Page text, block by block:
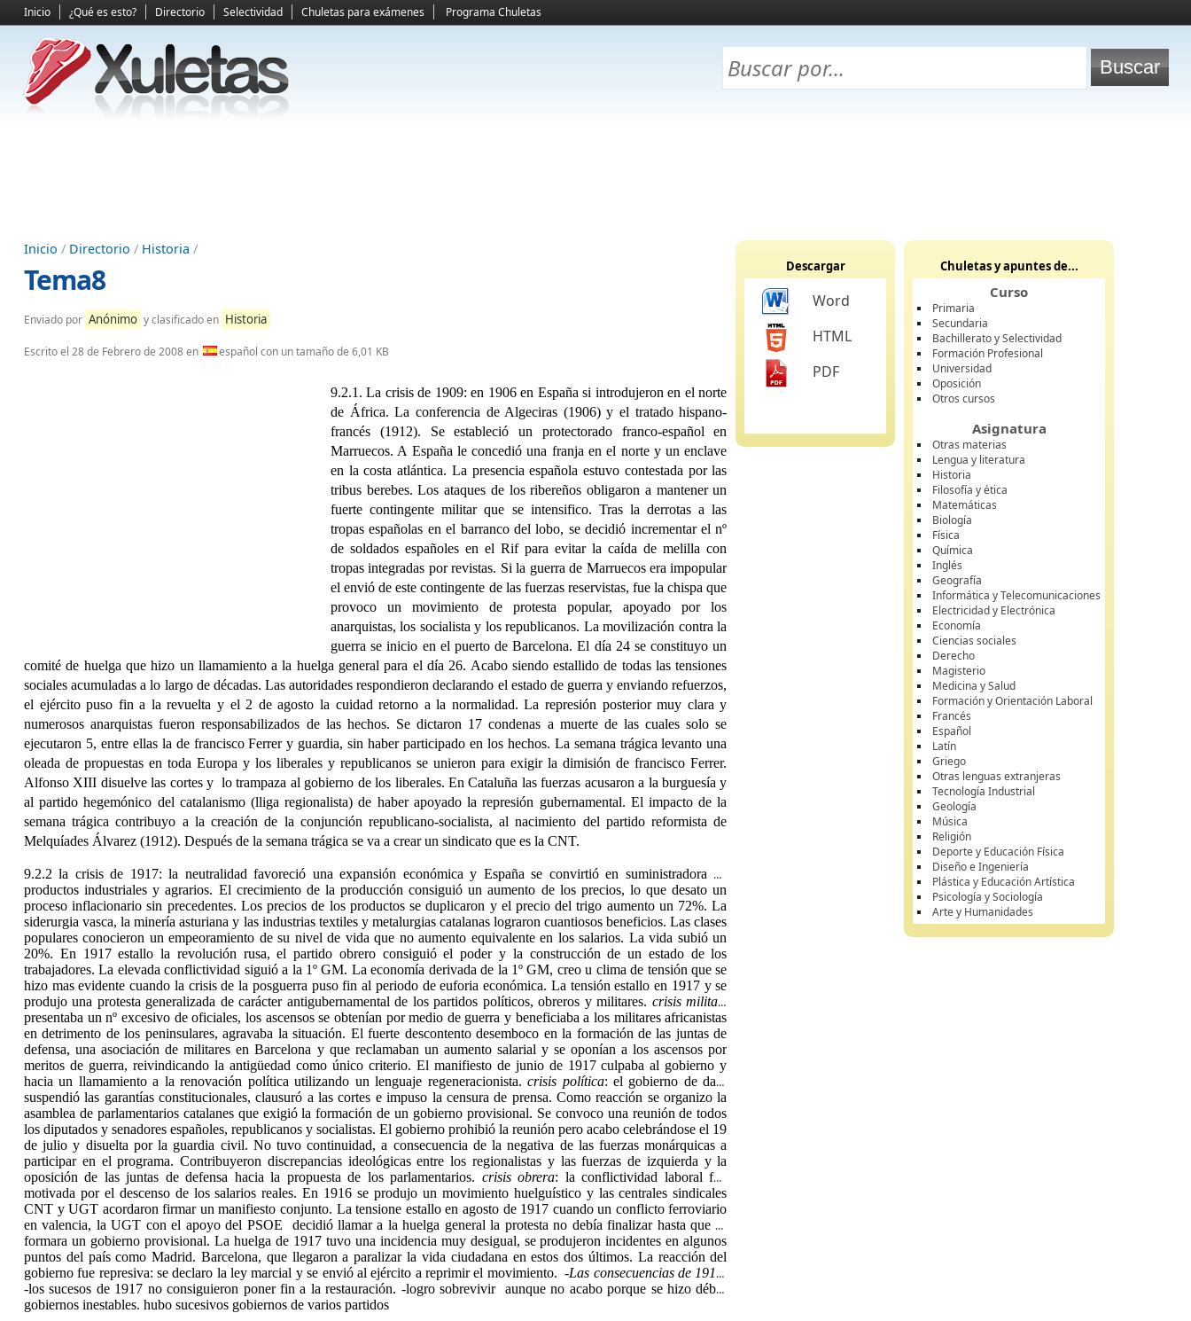
Inicio ¿Qué es esto? Directorio Selectividad Chuletas para exámenes Programa Chuletas
Inicio / Directorio / Historia /
Tema8
Enviado por Anónimo y clasificado en Historia
Escrito el 28 de Febrero de 2008en español con un tamaño de 6,01 KB
9.2.1. La crisis de 1909: en 1906 en España si introdujeron en el norte
de África. La conferencia de Algeciras (1906) y el tratado hispano-
francés (1912). Se estableció un protectorado franco-español en
Marruecos. A España le concedió una franja en el norte y un enclave
en la costa atlántica. La presencia española estuvo contestada por las
tribus berebes. Los ataques de los ribereños obligaron a mantener un
fuerte contingente militar que se intensifico. Tras la derrotas a las
tropas españolas en el barranco del lobo, se decidió incrementar el nº
de soldados españoles en el Rif para evitar la caída de melilla con
tropas integradas por revistas. Si la guerra de Marruecos era impopular
el envió de este contingente de las fuerzas reservistas, fue la chispa que
provoco un movimiento de protesta popular, apoyado por los
anarquistas, los socialista y los republicanos. La movilización contra la
guerra se inicio en el puerto de Barcelona. El día 24 se constituyo un
comité de huelga que hizo un llamamiento a la huelga general para el día 26. Acabo siendo estallido de todas las tensiones
sociales acumuladas a lo largo de décadas. Las autoridades respondieron declarando el estado de guerra y enviando refuerzos,
el ejército puso fin a la revuelta y el 2 de agosto la cuidad retorno a la normalidad. La represión posterior muy clara y
numerosos anarquistas fueron responsabilizados de las hechos. Se dictaron 17 condenas a muerte de las cuales solo se
ejecutaron 5, entre ellas la de francisco Ferrer y guardia, sin haber participado en los hechos. La semana trágica levanto una
oleada de propuestas en toda Europa y los liberales y republicanos se unieron para exigir la dimisión de francisco Ferrer.
Alfonso XIII disuelve las cortes y lo trampaza al gobierno de los liberales. En Cataluña las fuerzas acusaron a la burguesía y
al partido hegemónico del catalanismo (lliga regionalista) de haber apoyado la represión gubernamental. El impacto de la
semana trágica contribuyo a la creación de la conjunción republicano-socialista, al nacimiento del partido reformista de
Melquíades Álvarez (1912). Después de la semana trágica se va a crear un sindicato que es la CNT.
9.2.2 la crisis de 1917: la neutralidad favoreció una expansión económica y España se convirtió en suministradora de
productos industriales y agrarios. El crecimiento de la producción consiguió un aumento de los precios, lo que desato un
proceso inflacionario sin precedentes. Los precios de los productos se duplicaron y el precio del trigo aumento un 72%. La
siderurgia vasca, la minería asturiana y las industrias textiles y metalurgias catalanas lograron cuantiosos beneficios. Las clases
populares conocieron un empeoramiento de su nivel de vida que no aumento equivalente en los salarios. La vida subió un
20%. En 1917 estallo la revolución rusa, el partido obrero consiguió el poder y la construcción de un estado de los
trabajadores. La elevada conflictividad siguió a la 1º GM. La economía derivada de la 1º GM, creo u clima de tensión que se
hizo mas evidente cuando la crisis de la posguerra puso fin al periodo de euforia económica. La tensión estallo en 1917 y se
produjo una protesta generalizada de carácter antigubernamental de los partidos políticos, obreros y militares. crisis militar :
presentaba un nº excesivo de oficiales, los ascensos se obtenían por medio de guerra y beneficiaba a los militares africanistas
en detrimento de los peninsulares, agravaba la situación. El fuerte descontento desemboco en la formación de las juntas de
defensa, una asociación de militares en Barcelona y que reclamaban un aumento salarial y se oponían a los ascensos por
meritos de guerra, reivindicando la antigüedad como único criterio. El manifiesto de junio de 1917 culpaba al gobierno y
hacia un llamamiento a la renovación política utilizando un lenguaje regeneracionista.crisis política: el gobierno de dato
suspendió las garantías constitucionales, clausuró a las cortes e impuso la censura de prensa. Como reacción se organizo la
asamblea de parlamentarios catalanes que exigió la formación de un gobierno provisional. Se convoco una reunión de todos
los diputados y senadores españoles, republicanos y socialistas. El gobierno prohibió la reunión pero acabo celebrándose el 19
de julio y disuelta por la guardia civil. No tuvo continuidad, a consecuencia de la negativa de las fuerzas monárquicas a
participar en el programa. Contribuyeron discrepancias ideológicas entre los regionalistas y las fuerzas de izquierda y la
oposición de las juntas de defensa hacia la propuesta de los parlamentarios. crisis obrera: la conflictividad laboral fue
motivada por el descenso de los salarios reales. En 1916 se produjo un movimiento huelguístico y las centrales sindicales
CNT y UGT acordaron firmar un manifiesto conjunto. La tensione estallo en agosto de 1917 cuando un conflicto ferroviario
en valencia, la UGT con el apoyo del PSOE
decidió llamar a la huelga general la protesta no debía finalizar hasta que se
formara un gobierno provisional. La huelga de 1917 tuvo una incidencia muy desigual, se produjeron incidentes en algunos
puntos del país como Madrid. Barcelona, que llegaron a paralizar la vida ciudadana en estos dos últimos. La reacción del
gobierno fue represiva: se declaro la ley marcial y se envió al ejército a reprimir el movimiento. -Las consecuencias de 1917
:
-los sucesos de 1917 no consiguieron poner fin a la restauración. -logro sobrevivir
aunque no acabo porque se hizo débil.
gobiernos inestables. hubo sucesivos gobiernos de varios partidos
Descargar
Word
HTML
PDF
Chuletas y apuntes de...
Curso
Primaria
Secundaria
Bachillerato y Selectividad
Formación Profesional
Universidad
Oposición
Otros cursos
Asignatura
Otras materias
Lengua y literatura
Historia
Filosofía y ética
Matemáticas
Biología
Física
Química
Inglés
Geografía
Informática y Telecomunicaciones
Electricidad y Electrónica
Economía
Ciencias sociales
Derecho
Magisterio
Medicina y Salud
Formación y Orientación Laboral
Francés
Español
Latín
Griego
Otras lenguas extranjeras
Tecnología Industrial
Geología
Música
Religión
Deporte y Educación Física
Diseño e Ingeniería
Plástica y Educación Artística
Psicología y Sociología
Arte y Humanidades